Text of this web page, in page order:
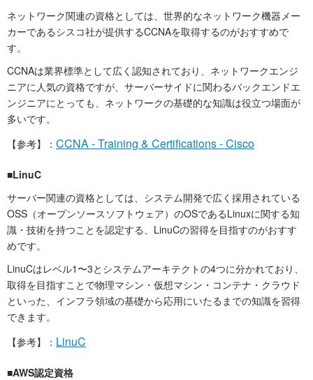
ネットワーク関連の資格としては、世界的なネットワーク機器メー
カーであるシスコ社が提供するCCNAを取得するのがおすすめで
す。
CCNAは業界標準として広く認知されており、ネットワークエンジ
ニアに人気の資格ですが、サーバーサイドに関わるバックエンドエ
ンジニアにとっても、ネットワークの基礎的な知識は役立つ場面が
多いです。
【参考】： CCNA - Training & Certifications - Cisco
■LinuC
サーバー関連の資格としては、システム開発で広く採用されている
OSS（オープンソースソフトウェア）のOSであるLinuxに関する知
識・技術を持つことを認定する、LinuCの習得を目指すのがおすす
めです。
LinuCはレベル1〜3とシステムアーキテクトの4つに分かれており、
取得を目指すことで物理マシン・仮想マシン・コンテナ・クラウド
といった、インフラ領域の基礎から応用にいたるまでの知識を習得
できます。
【参考】： LinuC
■AWS認定資格